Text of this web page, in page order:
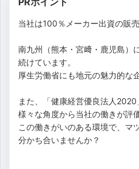
当社は100％メーカー出資の販
南九州（熊本・宮﨑・鹿児島）
続けています。
厚生労働省にも地元の魅力的な
また、「健康経営優良法人2020
様々な角度から当社の働きが評
この働きがいのある環境で、マ
分かち合いませんか？